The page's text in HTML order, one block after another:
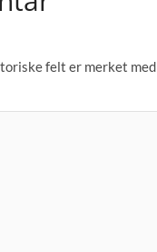
felt er merket med